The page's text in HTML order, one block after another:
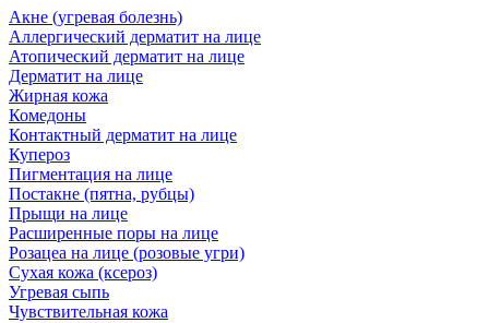
Акне (угревая болезнь)
Аллергический дерматит на лице
Атопический дерматит на лице
Дерматит на лице
Жирная кожа
Комедоны
Контактный дерматит на лице
Купероз
Пигментация на лице
Постакне (пятна, рубцы)
Прыщи на лице
Расширенные поры на лице
Розацеа на лице (розовые угри)
Сухая кожа (ксероз)
Угревая сыпь
Чувствительная кожа